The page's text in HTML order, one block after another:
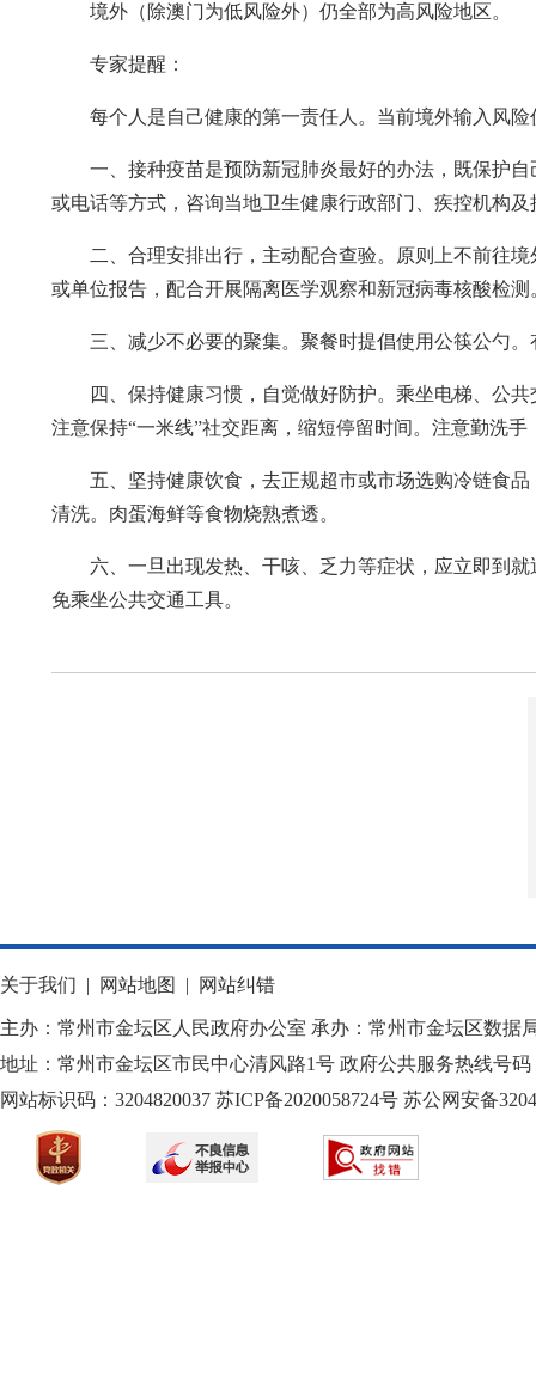
境外（除澳门为低风险外）仍全部为高风险地区。
专家提醒：
每个人是自己健康的第一责任人。当前境外输入风
一、接种疫苗是预防新冠肺炎最好的办法，既保护
或电话等方式，咨询当地卫生健康行政部门、疾控机构及
二、合理安排出行，主动配合查验。原则上不前往
或单位报告，配合开展隔离医学观察和新冠病毒核酸检测
三、减少不必要的聚集。聚餐时提倡使用公筷公勺
四、保持健康习惯，自觉做好防护。乘坐电梯、公
注意保持“一米线”社交距离，缩短停留时间。注意勤洗
五、坚持健康饮食，去正规超市或市场选购冷链食
清洗。肉蛋海鲜等食物烧熟煮透。
六、一旦出现发热、干咳、乏力等症状，应立即到
免乘坐公共交通工具。
关于我们 | 网站地图 | 网站纠错
主办：常州市金坛区人民政府办公室 承办：常州市金坛区数据
地址：常州市金坛区市民中心清风路1号 政府公共服务热线号码
网站标识码：3204820037 苏ICP备2020058724号 苏公网安备